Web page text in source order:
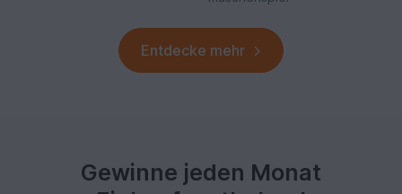
Entdecke mehr
Gewinne jeden Monat